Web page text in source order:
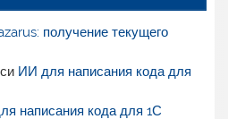
получение текущего
ИИ для написания кода для
написания кода для 1С